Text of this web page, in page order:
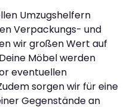
Umzugshelfern
Verpackungs- und
wir großen Wert auf
Möbel werden
eventuellen
sorgen wir für eine
Gegenstände an